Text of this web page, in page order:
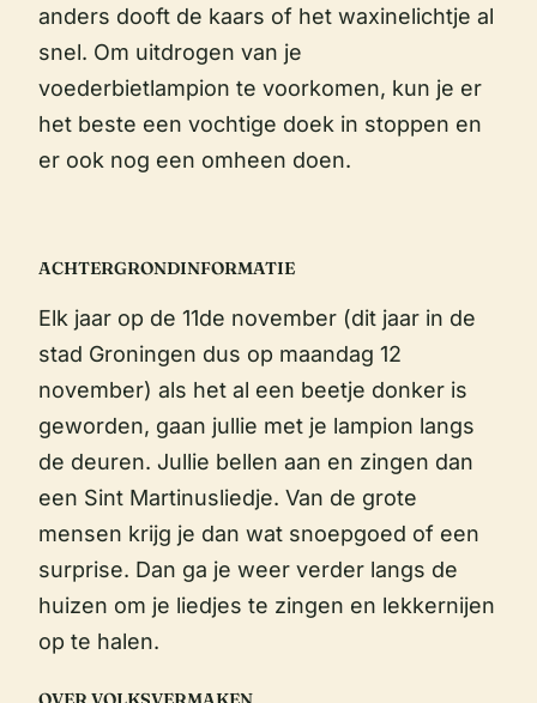
anders dooft de kaars of het waxinelichtje al
snel. Om uitdrogen van je
voederbietlampion te voorkomen, kun je er
het beste een vochtige doek in stoppen en
er ook nog een omheen doen.
ACHTERGRONDINFORMATIE
Elk jaar op de 11de november (dit jaar in de
stad Groningen dus op maandag 12
november) als het al een beetje donker is
geworden, gaan jullie met je lampion langs
de deuren. Jullie bellen aan en zingen dan
een Sint Martinusliedje. Van de grote
mensen krijg je dan wat snoepgoed of een
surprise. Dan ga je weer verder langs de
huizen om je liedjes te zingen en lekkernijen
op te halen.